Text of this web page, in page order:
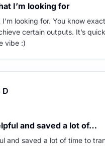
I’m looking for
looking for. You know
certain outputs. It’s
vibe :)
D
and saved a lot of…
and saved a lot of time to